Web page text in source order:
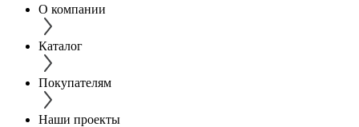
О компании
Каталог
Покупателям
Наши проекты